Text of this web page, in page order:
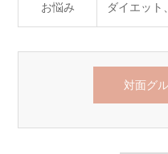
お悩み ダイエット
対面グ